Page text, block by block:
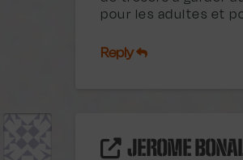
pour les adultes et
Reply
JEROME